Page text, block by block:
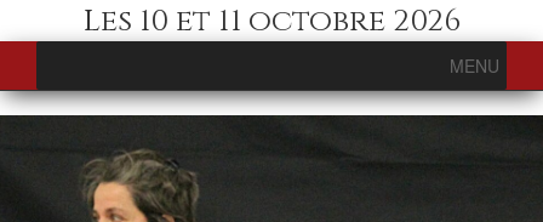
Les 10 et 11 octobre 2026
MENU